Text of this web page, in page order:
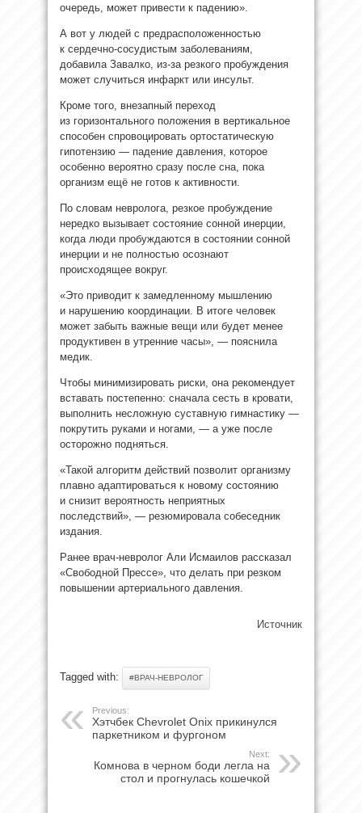
очередь, может привести к падению».
А вот у людей с предрасположенностью
к сердечно-сосудистым заболеваниям,
добавила Завалко, из-за резкого пробуждения
может случиться инфаркт или инсульт.
Кроме того, внезапный переход
из горизонтального положения в вертикальное
способен спровоцировать ортостатическую
гипотензию — падение давления, которое
особенно вероятно сразу после сна, пока
организм ещё не готов к активности.
По словам невролога, резкое пробуждение
нередко вызывает состояние сонной инерции,
когда люди пробуждаются в состоянии сонной
инерции и не полностью осознают
происходящее вокруг.
«Это приводит к замедленному мышлению
и нарушению координации. В итоге человек
может забыть важные вещи или будет менее
продуктивен в утренние часы», — пояснила
медик.
Чтобы минимизировать риски, она рекомендует
вставать постепенно: сначала сесть в кровати,
выполнить несложную суставную гимнастику —
покрутить руками и ногами, — а уже после
осторожно подняться.
«Такой алгоритм действий позволит организму
плавно адаптироваться к новому состоянию
и снизит вероятность неприятных
последствий», — резюмировала собеседник
издания.
Ранее врач-невролог Али Исмаилов рассказал
«Свободной Прессе», что делать при резком
повышении артериального давления.
Источник
Tagged with: #ВРАЧ-НЕВРОЛОГ
Previous:
Хэтчбек Chevrolet Onix прикинулся
паркетником и фургоном
Next:
Комнова в черном боди легла на
стол и прогнулась кошечкой